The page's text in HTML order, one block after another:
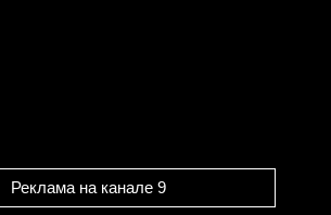
Реклама на канале 9